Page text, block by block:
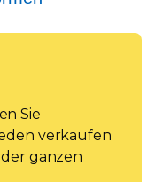
Sie
verkaufen
ganzen